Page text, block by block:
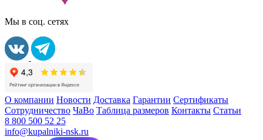
Мы в соц. сетях
О компании Новости Доставка Гарантии Сертификаты
Сотрудничество ЧаВо Таблица размеров Контакты Статьи
8 800 500 52 25
info@kupalniki-nsk.ru